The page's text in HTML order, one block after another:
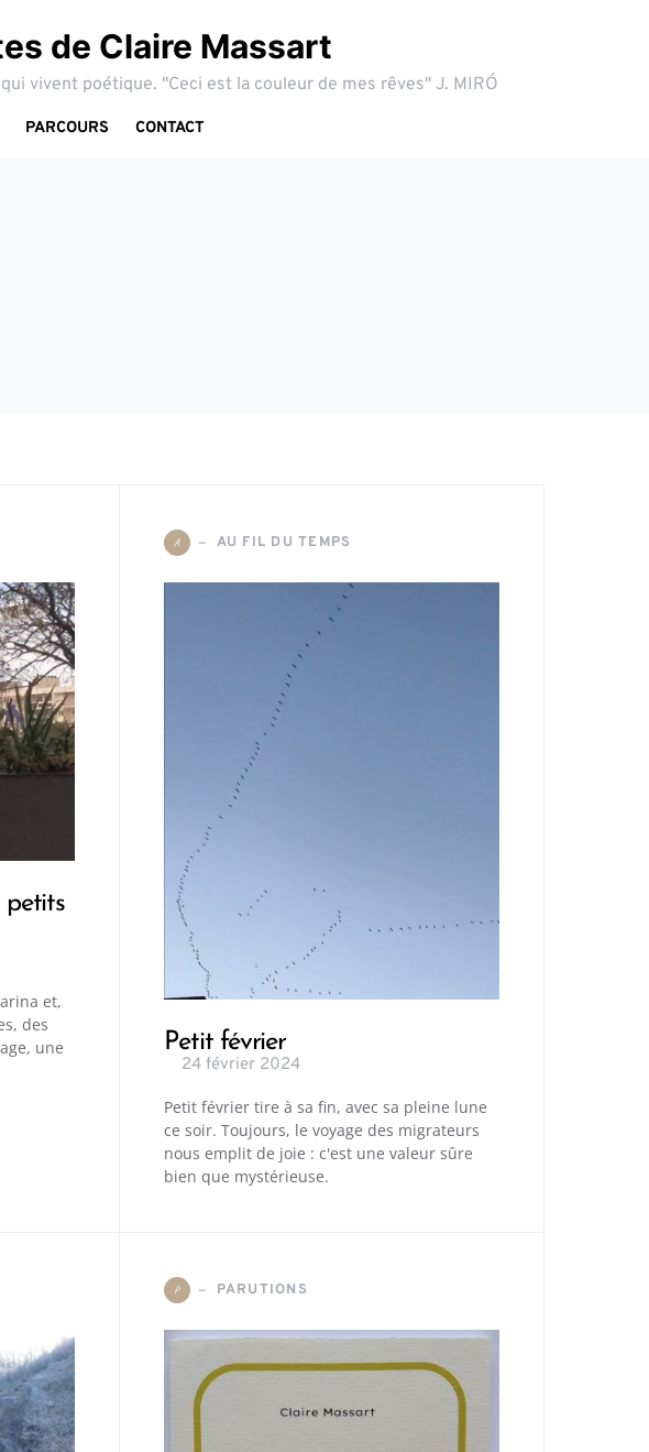
de Claire Massart
vivent poétique. "Ceci est la couleur de mes rêves" J. MIRÓ
PARCOURS CONTACT
petits
et,
des
une
A AU FIL DU TEMPS
Petit février
24 février 2024
Petit février tire à sa fin, avec sa pleine lune
ce soir. Toujours, le voyage des migrateurs
nous emplit de joie : c'est une valeur sûre
bien que mystérieuse.
P PARUTIONS